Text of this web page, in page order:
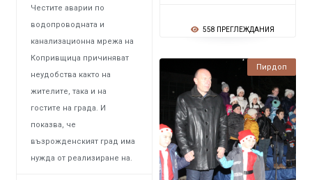
558 ПРЕГЛЕЖДАНИЯ
Честите аварии по
водопроводната и
канализационна мрежа на
Копривщица причиняват
неудобства както на
жителите, така и на
гостите на града. И
показва, че
възрожденският град има
нужда от реализиране на.
Пирдоп